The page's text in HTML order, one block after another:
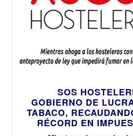
SOS
GOBIERNO DE
TABACO,
RÉCORD EN